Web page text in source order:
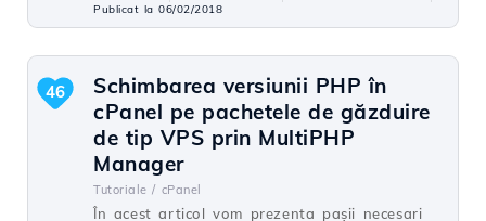
Publicat la 06/02/2018
Schimbarea versiunii PHP în
cPanel pe pachetele de găzduire
de tip VPS prin MultiPHP
Manager
Tutoriale / cPanel
În acest articol vom prezenta pașii necesari
46